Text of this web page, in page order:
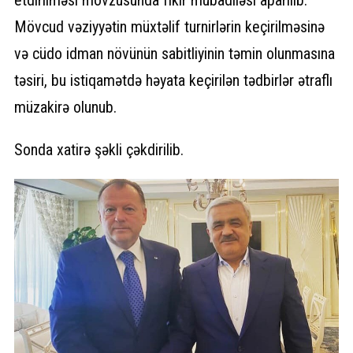
Mövcud vəziyyətin müxtəlif turnirlərin keçirilməsinə
və cüdo idman növünün sabitliyinin təmin olunmasına
təsiri, bu istiqamətdə həyata keçirilən tədbirlər ətraflı
müzakirə olunub.
Sonda xatirə şəkli çəkdirilib.